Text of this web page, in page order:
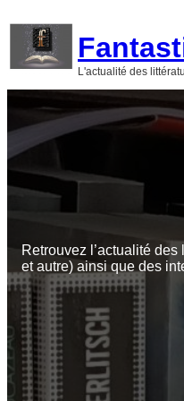
contenu
L'actualité des
Retrouvez l’actualité
et autre) ainsi que des